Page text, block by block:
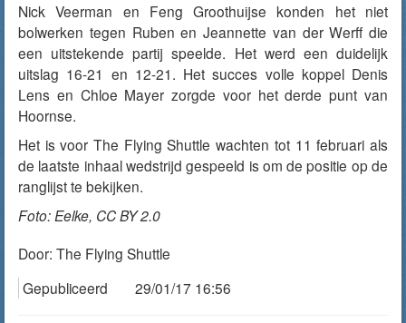
Nick Veerman en Feng Groothuijse konden het niet
bolwerken tegen Ruben en Jeannette van der Werff die
een uitstekende partij speelde. Het werd een duidelijk
uitslag 16-21 en 12-21. Het succes volle koppel Denis
Lens en Chloe Mayer zorgde voor het derde punt van
Hoornse.
Het is voor The Flying Shuttle wachten tot 11 februari als
de laatste inhaal wedstrijd gespeeld is om de positie op de
ranglijst te bekijken.
Foto: Eelke, CC BY 2.0
Door: The Flying Shuttle
Gepubliceerd
29/01/17 16:56